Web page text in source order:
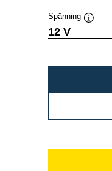
Spänning
12 V